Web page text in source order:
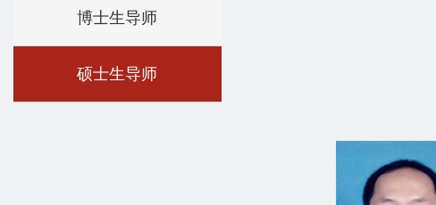
博士生导师
硕士生导师